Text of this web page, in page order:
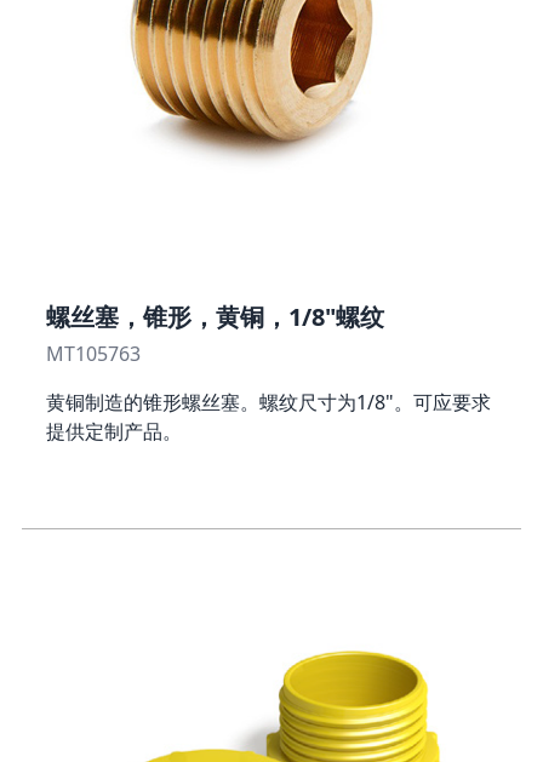
螺丝塞，锥形，黄铜，1/8"螺纹
MT105763
黄铜制造的锥形螺丝塞。螺纹尺寸为1/8"。可应要求
提供定制产品。